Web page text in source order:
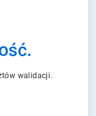
walidacji.